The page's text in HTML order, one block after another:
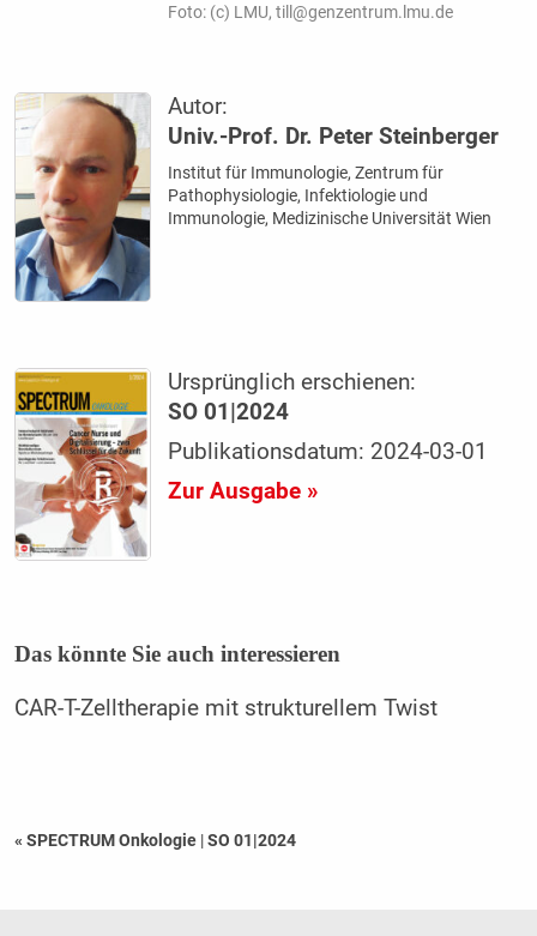
Foto: (c) LMU, till@genzentrum.lmu.de
Autor:
Univ.-Prof. Dr. Peter Steinberger
Institut für Immunologie, Zentrum für
Pathophysiologie, Infektiologie und
Immunologie, Medizinische Universität Wien
Ursprünglich erschienen:
SO 01|2024
Publikationsdatum: 2024-03-01
Zur Ausgabe »
Das könnte Sie auch interessieren
CAR-T-Zelltherapie mit strukturellem Twist
« SPECTRUM Onkologie |SO 01|2024